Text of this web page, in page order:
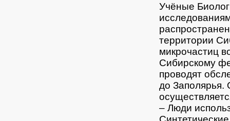
Учёные
территории
микрочастиц
Сибирскому
проводят
до Заполярья.
– Люди